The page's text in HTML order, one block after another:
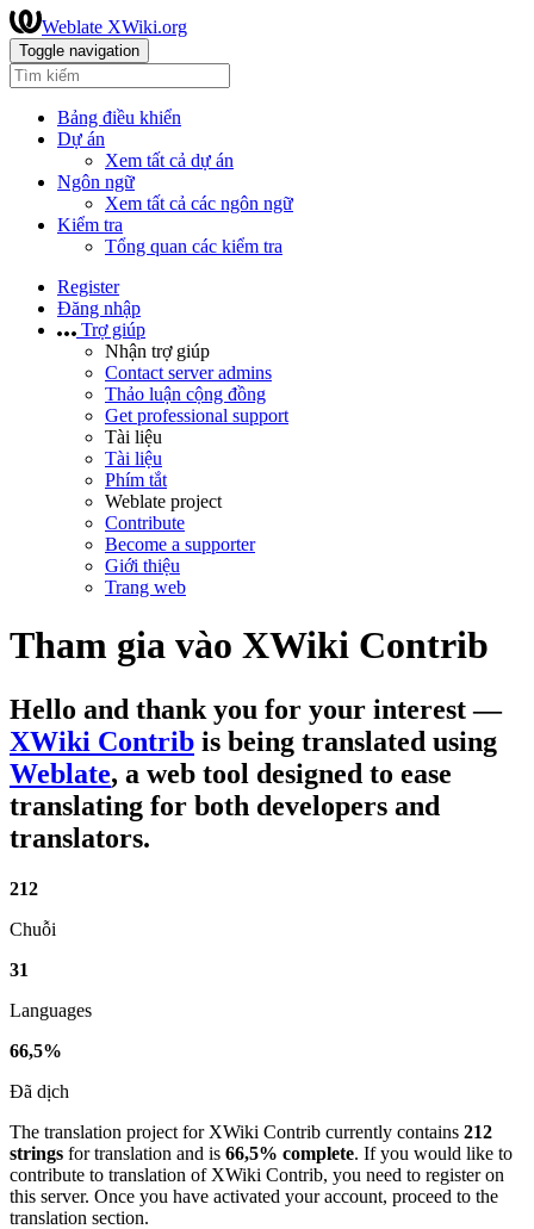
Weblate XWiki.org
Toggle navigation
Bảng điều khiển
Dự án
Xem tất cả dự án
Ngôn ngữ
Xem tất cả các ngôn ngữ
Kiểm tra
Tổng quan các kiểm tra
Register
Đăng nhập
Trợ giúp
Nhận trợ giúp
Contact server admins
Thảo luận cộng đồng
Get professional support
Tài liệu
Tài liệu
Phím tắt
Weblate project
Contribute
Become a supporter
Giới thiệu
Trang web
Tham gia vào XWiki Contrib
Hello and thank you for your interest—
XWiki Contrib is being translated using
Weblate, a web tool designed to ease
translating for both developers and
translators.
212
Chuỗi
31
Languages
66,5%
Đã dịch
The translation project for XWiki Contrib currently contains 212
strings for translation and is 66,5% complete. If you would like to
contribute to translation of XWiki Contrib, you need to register on
this server. Once you have activated your account, proceed to the
translation section.